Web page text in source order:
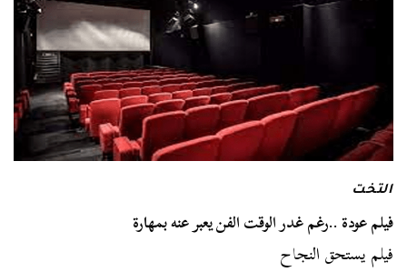
التخت
فيلم عودة ..رغم غدر الوقت الفن يعبر عنه بمهارة
فيلم يستحق النجاح